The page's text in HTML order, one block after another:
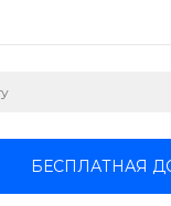
БЕСПЛАТНАЯ